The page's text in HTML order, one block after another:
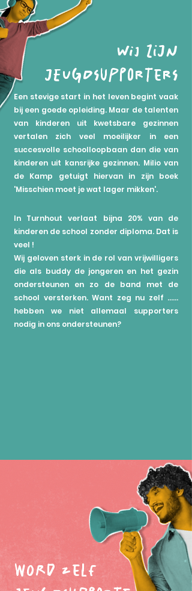
Wij zijn
jeugdsupporters
Een stevige start in het leven begint vaak
bij een goede opleiding. Maar de talenten
van kinderen uit kwetsbare gezinnen
vertalen zich veel moeilijker in een
succesvolle schoolloopbaan dan die van
kinderen uit kansrijke gezinnen. Milio van
de Kamp getuigt hiervan in zijn boek
'Misschien moet je wat lager mikken'.
In Turnhout verlaat bijna 20% van de
kinderen de school zonder diploma. Dat is
veel !
Wij geloven sterk in de rol van vrijwilligers
die als buddy de jongeren en het gezin
ondersteunen en zo de band met de
school versterken. Want zeg nu zelf ……
hebben we niet allemaal supporters
nodig in ons ondersteunen?
word zelf